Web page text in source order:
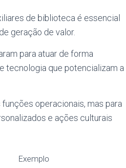
de biblioteca é essencial
geração de valor.
para atuar de forma
tecnologia que potencializam a
operacionais, mas para
e ações culturais
Exemplo